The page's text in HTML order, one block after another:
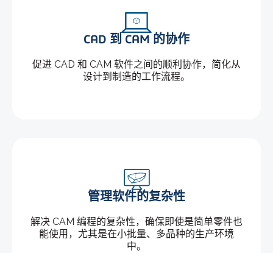
CAD 到 CAM 的协作
促进 CAD 和 CAM 软件之间的顺利协作，简化从
设计到制造的工作流程。
管理软件的复杂性
解决 CAM 编程的复杂性，确保即使是简单零件也
能使用，尤其是在小批量、多品种的生产环境
中。